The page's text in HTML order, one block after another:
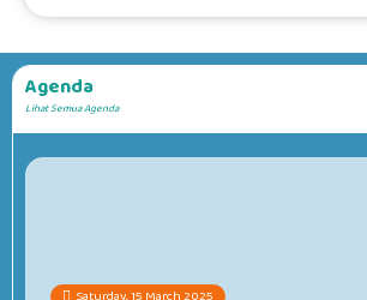
Agenda
Lihat Semua Agenda